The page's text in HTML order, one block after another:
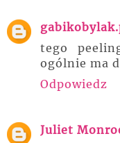
tego
ogólnie ma
Odpowiedz
Juliet